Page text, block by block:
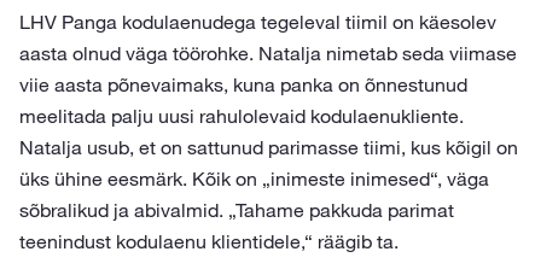
LHV Panga kodulaenudega tegeleval tiimil on käesolev
aasta olnud väga töörohke. Natalja nimetab seda viimase
viie aasta põnevaimaks, kuna panka on õnnestunud
meelitada palju uusi rahulolevaid kodulaenukliente.
Natalja usub, et on sattunud parimasse tiimi, kus kõigil on
üks ühine eesmärk. Kõik on „inimeste inimesed“, väga
sõbralikud ja abivalmid. „Tahame pakkuda parimat
teenindust kodulaenu klientidele,“ räägib ta.